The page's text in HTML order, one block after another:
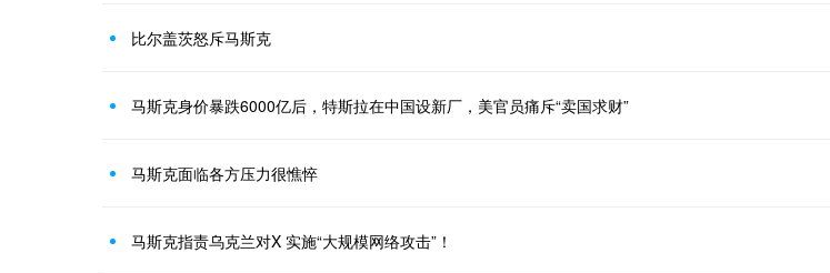
比尔盖茨怒斥马斯克
马斯克身价暴跌6000亿后，特斯拉在中国设新厂，美官员痛斥“卖国求财”
马斯克面临各方压力很憔悴
马斯克指责乌克兰对X 实施“大规模网络攻击”！